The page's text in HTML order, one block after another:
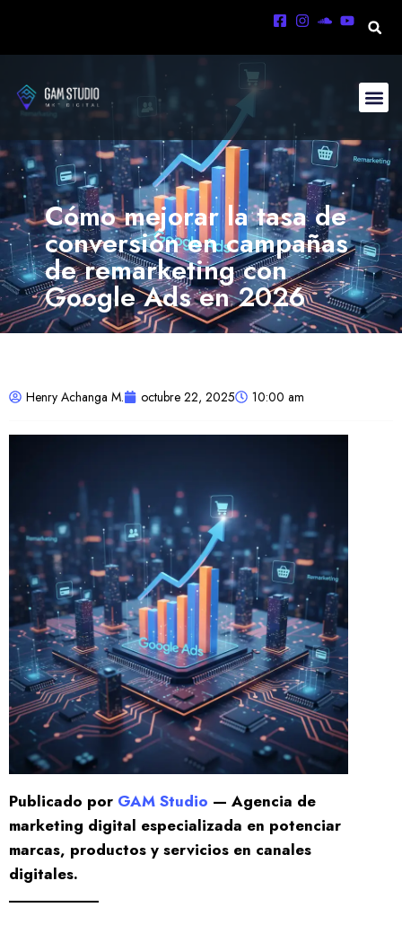
Cómo mejorar la tasa de
conversión en campañas
de remarketing con
Google Ads en 2026
Henry Achanga M. octubre 22, 2025 10:00 am
Publicado por GAM Studio — Agencia de
marketing digital especializada en potenciar
marcas, productos y servicios en canales
digitales.